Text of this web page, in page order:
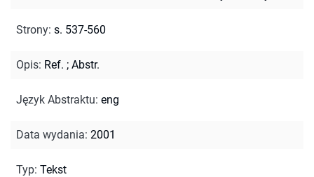
Strony: s. 537-560
Opis: Ref. ; Abstr.
Język Abstraktu: eng
Data wydania: 2001
Typ: Tekst